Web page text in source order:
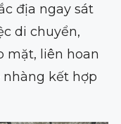
địa ngay sát
di chuyển,
mặt, liên hoan
nhàng kết hợp